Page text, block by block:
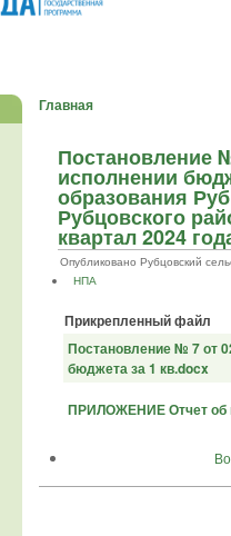
Главная
Постановление
исполнении
образования
Рубцовского
квартал 2024
Опубликовано Рубцовский
НПА
Прикрепленный файл
Постановление № 7 от
бюджета за 1 кв.docx
ПРИЛОЖЕНИЕ Отчет об